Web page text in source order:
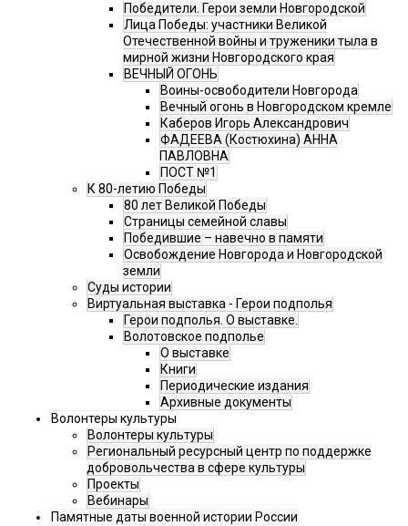
Победители. Герои земли Новгородской
Лица Победы: участники Великой
Отечественной войны и труженики тыла в
мирной жизни Новгородского края
ВЕЧНЫЙ ОГОНЬ
Воины-освободители Новгорода
Вечный огонь в Новгородском кремле
Каберов Игорь Александрович
ФАДЕЕВА (Костюхина) АННА
ПАВЛОВНА
ПОСТ №1
К 80-летию Победы
80 лет Великой Победы
Страницы семейной славы
Победившие – навечно в памяти
Освобождение Новгорода и Новгородской
земли
Суды истории
Виртуальная выставка - Герои подполья
Герои подполья. О выставке.
Волотовское подполье
О выставке
Книги
Периодические издания
Архивные документы
Волонтеры культуры
Волонтеры культуры
Региональный ресурсный центр по поддержке
добровольчества в сфере культуры
Проекты
Вебинары
Памятные даты военной истории России